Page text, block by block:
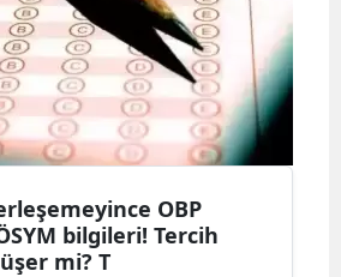
OBP
bilgileri! Tercih
mi? T